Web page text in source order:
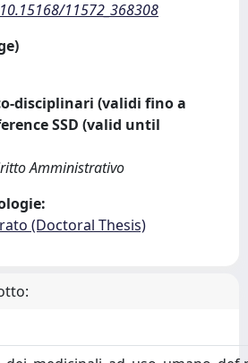
11572_368308
disciplinari (validi fino a
SSD (valid until
Amministrativo
(Doctoral Thesis)